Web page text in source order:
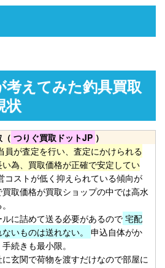
13尺 未使
27,000円
7尺7寸 未
10,500円
2026/02/21
リール
27,000円
2026/02/14
イリール
24,000円
2026/02/14
イリール
17,500円
考えてみた釣具買取
状
つりぐ買取ドットJP ）
員が査定を行い、査定にかけられる
為、買取価格が正確で安定してい
コストが低く抑えられている傾向が
取価格が買取ショップの中では高水
ルに詰めて送る必要があるので 宅配
いものは送れない。 申込自体がか
続きも最小限。
玄関で荷物を渡すだけなので部屋に